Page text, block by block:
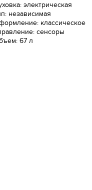
электрическая
независимая
классическое
сенсоры
67 л